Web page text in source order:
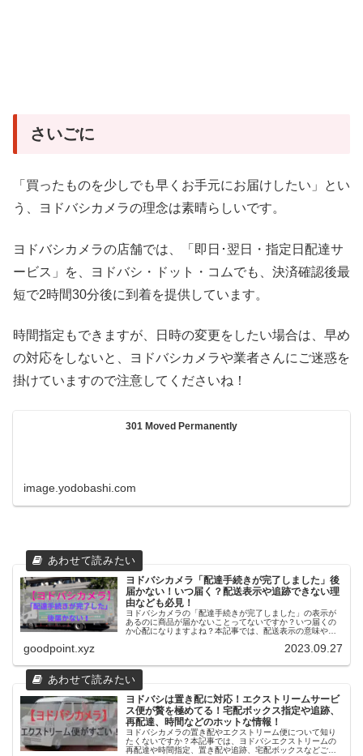
さいごに
「買ったものを少しでも早くお手元にお届けしたい」とい
う、ヨドバシカメラの理念は素晴らしいです。
ヨドバシカメラの店舗では、「即日･翌日・指定日配達サ
ービス」を、ヨドバシ・ドット・コムでも、決済確認後最
短で2時間30分後に到着を提供しています。
時間指定もできますが、日時の変更をしたい場合は、早め
の対応をしないと、ヨドバシカメラや業者さんにご迷惑を
掛けていますので注意してくださいね！
301 Moved Permanently
image.yodobashi.com
ヨドバシカメラ「配達手続きが完了しました」後
届かない！いつ届く？配送表示や追跡できない理
由なども必見！
ヨドバシカメラの「配達手続きが完了しました」の表示が
あるのに商品が届かないことってないですか？いつ届くの
か心配になりますよね？本記事では、配送表示の意味や追
発送状況の確認方法も併せて参考にしてください。
goodpoint.xyz 2023.09.27
ヨドバシは置き配に対応！エクストリームサービ
ス便が贅を極めてる！宅配ボックス指定や追跡、
再配達、時間などのホットな情報！
ヨドバシカメラの置き配やエクストリーム便について知り
たくないですか？本記事では、ヨドバシエクストリームの
再配達や時間指定、置き配や追跡、宅配ボックスなどご紹